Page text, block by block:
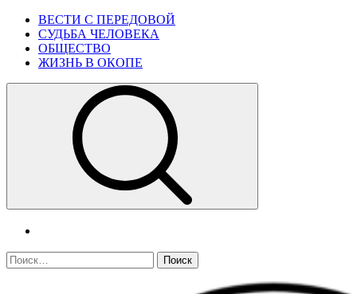
Skip
content
Primary
Menu
ВЕСТИ С ПЕРЕДОВОЙ
СУДЬБА ЧЕЛОВЕКА
ОБЩЕСТВО
ЖИЗНЬ В ОКОПЕ
Найти: